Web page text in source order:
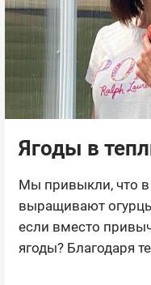
Ягоды в
Мы привыкли, что в
выращивают
если вместо
ягоды? Благодаря